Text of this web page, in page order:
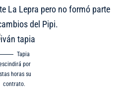
La Lepra pero no formó parte
del Pipi.
Tapia
por
horas su
contrato.